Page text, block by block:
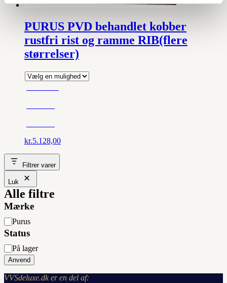
PURUS PVD behandlet kobber
rustfri rist og ramme RIB(flere
størrelser)
kr.5.128,00
Filtrer varer
Luk
Alle filtre
Mærke
Mærke
Purus
Status
Status
På lager
Anvend
VVSdeluxe.dk er en del af: